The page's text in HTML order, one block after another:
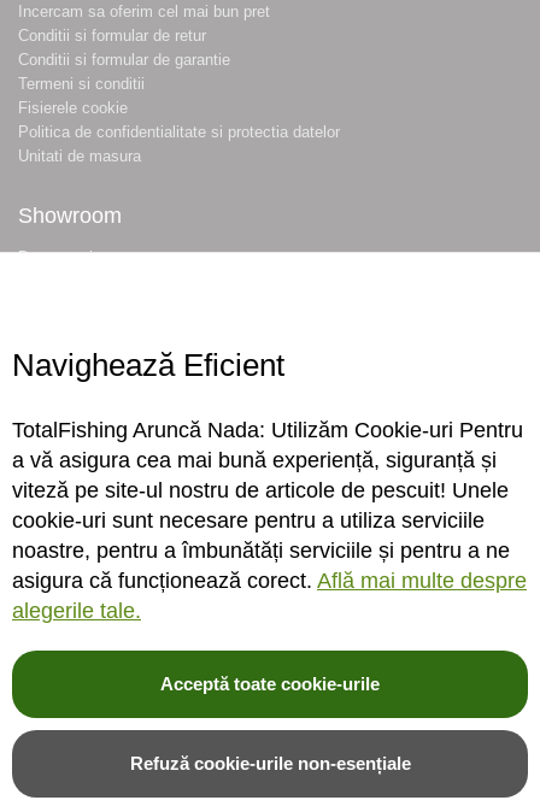
Incercam sa oferim cel mai bun pret
Conditii si formular de retur
Conditii si formular de garantie
Termeni si conditii
Fisierele cookie
Politica de confidentialitate si protectia datelor
Unitati de masura
Showroom
Despre noi
Conecteaza-te
Sa ne cunoastem mai bine. Vino alaturi de noi pe reteaua ta preferata. Te
asteptam cu stiri, surprize, concursuri, premii ...
© 2004-2026 TotalFishing SRL. Toate drepturile rezervate. Citititermeni si
fisiere cookie ,politica de confidentialitate si protectia datelor
* Pozele produselor sunt folosite cu acordul furnizorilor si sunt doar cu titlu de
Navighează Eficient
TotalFishing Aruncă Nada: Utilizăm Cookie-uri Pentru
a vă asigura cea mai bună experiență, siguranță și
viteză pe site-ul nostru de articole de pescuit! Unele
cookie-uri sunt necesare pentru a utiliza serviciile
noastre, pentru a îmbunătăți serviciile și pentru a ne
asigura că funcționează corect. Află mai multe despre
alegerile tale.
Acceptă toate cookie-urile
Refuză cookie-urile non-esențiale